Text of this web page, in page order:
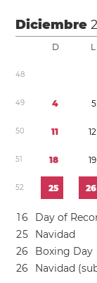
Diciembre
D L
48
49 4 5
50 11 12
51 18 19
52 25 26
16
Day of
25
Navidad
26
Boxing Day
26 Navidad